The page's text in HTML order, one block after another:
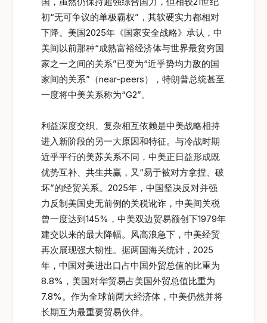
初“无可争议的单极霸权”，其软硬实力都相对
下降。美国2025年《国家安全战略》承认，中
美间以前那种“成熟富裕经济体与世界最贫穷国
家之一之间的关系”已变为“近乎势均力敌的国
家间的关系”（near-peers），特朗普总统甚至
一度将中美关系称为“G2”。
利益深度交织、复杂相互依赖是中美战略相持
进入新阶段的另一大原因和特征。与冷战时期
近乎平行的美苏关系不同，中美正日益形成既
优势互补、共生共赢，又“易于被对方拿捏、破
坏”的经贸关系。2025年，中国坚决反对并强
力反制美国史无前例的关税讹诈，中美间关税
曾一度达到145%，中美双边贸易额创下1979年
建交以来的最大降幅。风高浪急下，中美经贸
再次展现强大韧性。据两国海关统计，2025
年，中国对美进出口占中国外贸总值的比重为
8.8%，美国对华贸易占美国外贸总值比重为
7.8%。作为全球前两大经济体，中美仍然并将
长期互为最重要贸易伙伴。